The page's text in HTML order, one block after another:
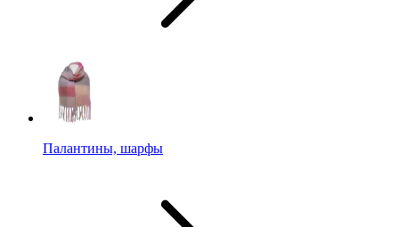
Палантины, шарфы